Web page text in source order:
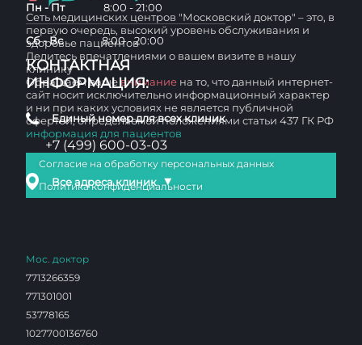
Пн - Пт 8:00 - 21:00
Сб - Вс 8:00 - 20:00
КОНТАКТНАЯ
ИНФОРМАЦИЯ:
Единый номер для всех клиник
+7 (499) 600-03-03
Все адреса клиник ▼
Сеть медицинских центров "Московский доктор" – это, в
первую очередь, высокий уровень обслуживания и
здоровье пациентов
Делитесь впечатлениями о вашем визите в нашу
клинику
Обращаем вашевнимание на то, что данный интернет-
сайт носит исключительно информационный характер
и ни при каких условиях не является публичной
офертой, определяемой положениями статьи 437 ГК РФ
информация для пациентов
Согласие на обработку персональных данных
Политика конфиденциальности
Мос. доктор
7713266359
771301001
53778165
1027700136760